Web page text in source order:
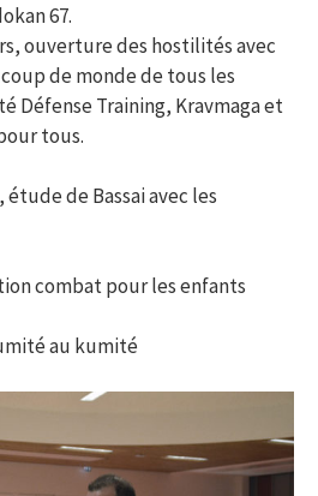
67.
ouverture des hostilités avec
de monde de tous les
Défense Training, Kravmaga et
tous.
étude de Bassai avec les
combat pour les enfants
au kumité